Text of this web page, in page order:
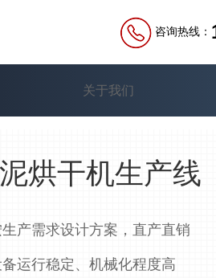
咨询热线：
关于我们
烘干机生产线
产需求设计方案，直产直销
运行稳定、机械化程度高